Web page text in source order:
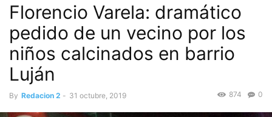
Florencio Varela: dramático
pedido de un vecino por los
niños calcinados en barrio
Luján
By Redacion 2 - 31 octubre, 2019 0
874